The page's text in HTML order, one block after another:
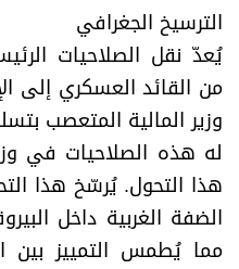
الترسيخ الجغرافي
يُعدّ نقل الصلاحيات
من القائد العسكري إلى
وزير المالية المتعصب
له هذه الصلاحيات في
هذا التحول. يُرسّخ هذا
الضفة الغربية داخل
مما يُطمس التمييز بين